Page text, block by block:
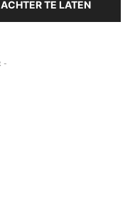
TE LATEN
-